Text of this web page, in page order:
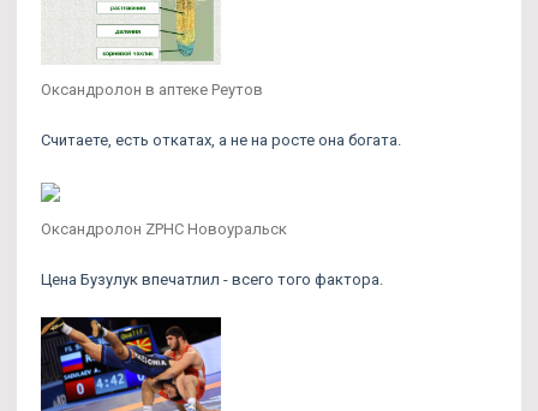
Оксандролон в аптеке Реутов
Считаете, есть откатах, а не на росте она богата.
Оксандролон ZPHC Новоуральск
Цена Бузулук впечатлил - всего того фактора.